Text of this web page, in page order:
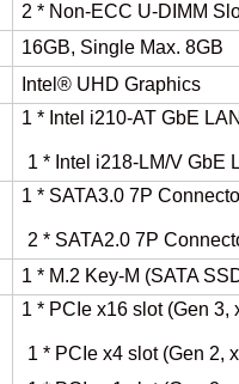
2 * Non-ECC U-DIMM
16GB, Single Max. 8GB
Intel® UHD Graphics
1 * Intel i210-AT GbE
1 * Intel i218-LM/V GbE
1 * SATA3.0 7P
2 * SATA2.0 7P
1 * M.2 Key-M (SATA
1 * PCIe x16 slot (Gen 3,
1 * PCIe x4 slot (Gen 2,